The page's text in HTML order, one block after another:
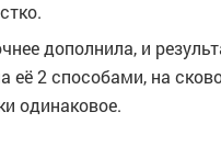
дополнила, и
2 способами, на
одинаковое.